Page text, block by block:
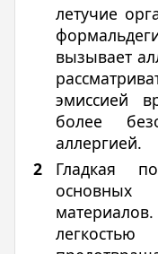
летучие
вызывает
эмиссией
более
аллергией.
Гладкая